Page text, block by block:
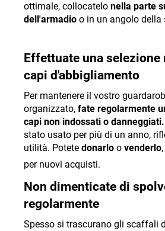
ottimale, collocatelo nella parte
dell'armadio o in un angolo della
Effettuate una selezione
capi d'abbigliamento
Per mantenere il vostro
organizzato, fate regolarmente
capi non indossati o danneggiati.
stato usato per più di un anno,
utilità. Potete donarlo o venderlo
per nuovi acquisti.
Non dimenticate di
regolarmente
Spesso si trascurano gli scaffali